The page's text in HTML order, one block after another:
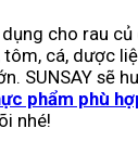
cho rau
cá, dược
SUNSAY sẽ
phẩm phù
nhé!